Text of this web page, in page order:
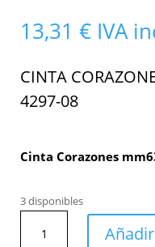
13,31 € IVA
CINTA
4297-08
Cinta Corazones
3 disponibles
Corazones